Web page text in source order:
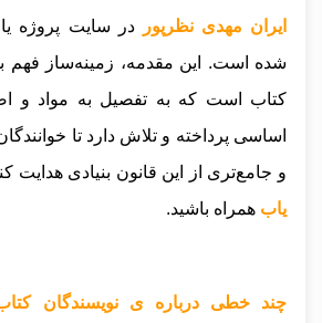
ایران مهدی نظرپوردر سایت پروژه
شده است. این مقدمه، زمینه‌ساز فهم
کتاب است که به تفصیل به مواد و
اساسی پرداخته و تلاش دارد تا
و جامع‌تری از این قانون بنیادی هدایت
یاب همراه باشید.
چند خطی درباره ی نویسندگان